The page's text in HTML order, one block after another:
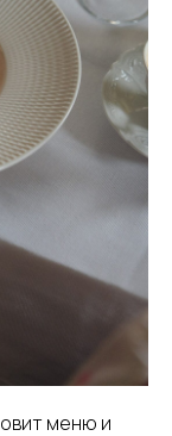
меню и